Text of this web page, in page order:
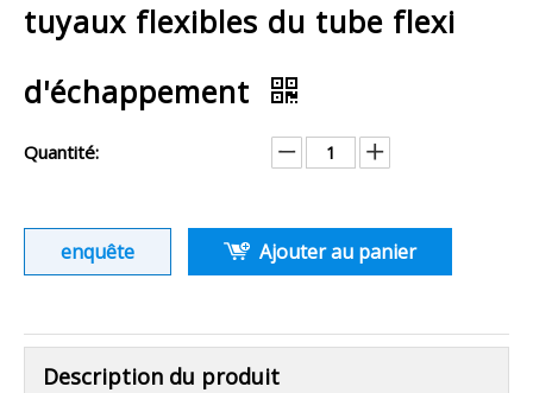
tuyaux flexibles du tube flexi
d'échappement
Quantité:
enquête Ajouter au panier
Description du produit